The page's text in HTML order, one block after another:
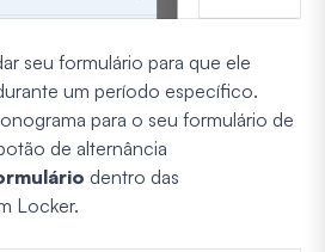
seu formulário para que ele
um período específico.
para o seu formulário de
de alternância
dentro das
Locker.